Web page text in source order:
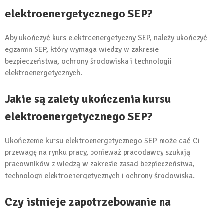
elektroenergetycznego SEP?
Aby ukończyć kurs elektroenergetyczny SEP, należy ukończyć
egzamin SEP, który wymaga wiedzy w zakresie
bezpieczeństwa, ochrony środowiska i technologii
elektroenergetycznych.
Jakie są zalety ukończenia kursu
elektroenergetycznego SEP?
Ukończenie kursu elektroenergetycznego SEP może dać Ci
przewagę na rynku pracy, ponieważ pracodawcy szukają
pracowników z wiedzą w zakresie zasad bezpieczeństwa,
technologii elektroenergetycznych i ochrony środowiska.
Czy istnieje zapotrzebowanie na